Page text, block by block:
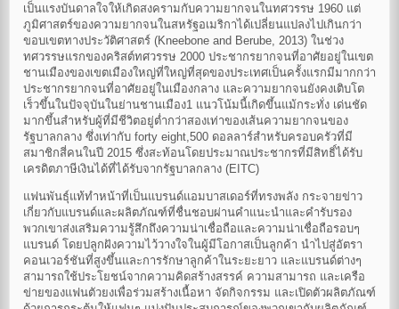
เป็นแรงบันดาลใจให้เกิดสงครามกับความยากจนในทศวรรษ 1960 แต่
ภูมิศาสตร์ของความยากจนในสหรัฐอเมริกาได้เปลี่ยนแปลงไปเกินกว่า
ขอบเขตทางประวัติศาสตร์ (Kneebone and Berube, 2013) ในช่วง
ทศวรรษแรกของคริสต์ทศวรรษ 2000 ประชากรยากจนที่อาศัยอยู่ในเขต
ชานเมืองของเขตเมืองใหญ่ที่ใหญ่ที่สุดของประเทศเป็นครั้งแรกมีมากกว่า
ประชากรยากจนที่อาศัยอยู่ในเมืองกลาง และความยากจนยังคงเติบโต
เร็วขึ้นในปัจจุบันในย่านชานเมือง1 แนวโน้มนี้เกิดขึ้นแม้กระทั่ง เด่นชัด
มากขึ้นสำหรับผู้ที่มีชีวิตอยู่ต่ำกว่าสองเท่าของเส้นความยากจนของ
รัฐบาลกลาง ซึ่งเท่ากับ forty eight,500 ดอลลาร์สำหรับครอบครัวที่มี
สมาชิกสี่คนในปี 2015 ซึ่งสะท้อนโดยประมาณประชากรที่มีสิทธิ์ได้รับ
เครดิตภาษีเงินได้ที่ได้รับจากรัฐบาลกลาง (EITC)
แฟนพันธุ์แท้ทำหน้าที่เป็นแบรนด์แอมบาสเดอร์ที่ทรงพลัง กระจายข่าว
เกี่ยวกับแบรนด์และผลิตภัณฑ์ที่ชื่นชอบผ่านคำแนะนำและคำรับรอง
พวกเขาส่งเสริมความรู้สึกถึงความน่าเชื่อถือและความน่าเชื่อถือรอบๆ
แบรนด์ โดยปลูกฝังความไว้วางใจในผู้มีโอกาสเป็นลูกค้า นำไปสู่อัตรา
คอนเวอร์ชันที่สูงขึ้นและการรักษาลูกค้าในระยะยาว และแบรนด์ต่างๆ
สามารถใช้ประโยชน์จากความคิดสร้างสรรค์ ความสามารถ และเครือ
ข่ายของแฟนตัวยงเพื่อร่วมสร้างเนื้อหา จัดกิจกรรม และเปิดตัวผลิตภัณฑ์